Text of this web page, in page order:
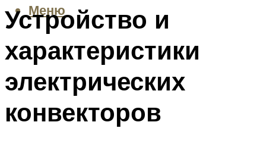
Меню
Устройство и
характеристики
электрических
конвекторов